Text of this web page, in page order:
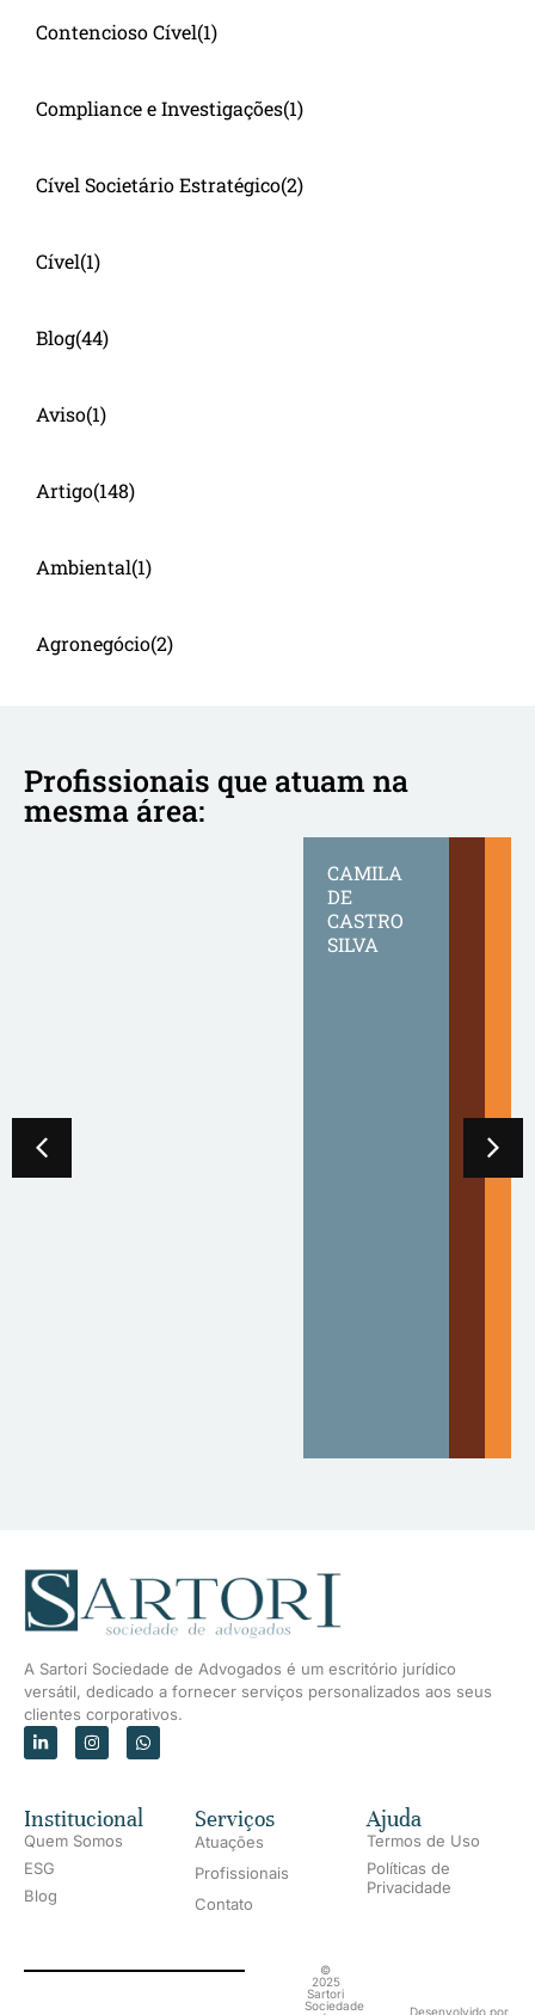
Contencioso Cível(1)
Compliance e Investigações(1)
Cível Societário Estratégico(2)
Cível(1)
Blog(44)
Aviso(1)
Artigo(148)
Ambiental(1)
Agronegócio(2)
Profissionais que atuam na
mesma área:
CAMILA
DE
CASTRO
SILVA
A Sartori Sociedade de Advogados é um escritório jurídico
versátil, dedicado a fornecer serviços personalizados aos seus
clientes corporativos.
Institucional
Quem Somos
ESG
Blog
Serviços
Atuações
Profissionais
Contato
Ajuda
Termos de Uso
Políticas de
Privacidade
©
2025
Sartori
Sociedade
Desenvolvido por